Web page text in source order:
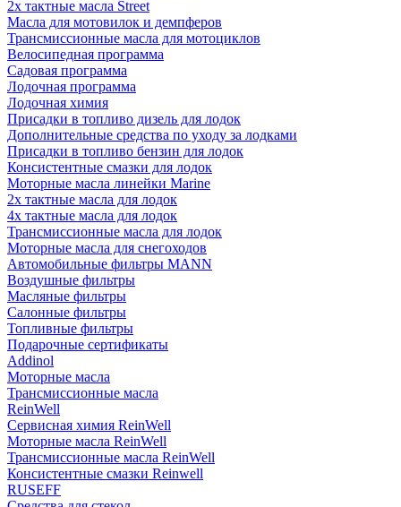
2х тактные масла Street
Масла для мотовилок и демпферов
Трансмиссионные масла для мотоциклов
Велосипедная программа
Садовая программа
Лодочная программа
Лодочная химия
Присадки в топливо дизель для лодок
Дополнительные средства по уходу за лодками
Присадки в топливо бензин для лодок
Консистентные смазки для лодок
Моторные масла линейки Marine
2х тактные масла для лодок
4х тактные масла для лодок
Трансмиссионные масла для лодок
Моторные масла для снегоходов
Автомобильные фильтры MANN
Воздушные фильтры
Масляные фильтры
Салонные фильтры
Топливные фильтры
Подарочные сертификаты
Addinol
Моторные масла
Трансмиссионные масла
ReinWell
Сервисная химия ReinWell
Моторные масла ReinWell
Трансмиссионные масла ReinWell
Консистентные смазки Reinwell
RUSEFF